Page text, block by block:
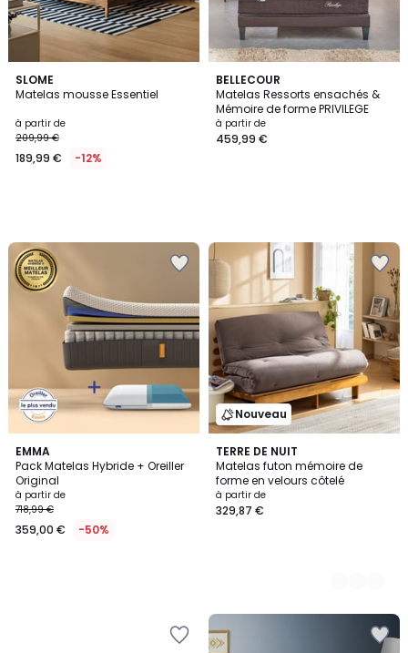
SLOME
Matelas mousse Essentiel
à partir de
209,99 €
189,99 € -12%
BELLECOUR
Matelas Ressorts ensachés &
Mémoire de forme PRIVILEGE
à partir de
459,99 €
EMMA
Pack Matelas Hybride + Oreiller
Original
à partir de
718,99 €
359,00 € -50%
Nouveau
TERRE DE NUIT
Matelas futon mémoire de
forme en velours côtelé
à partir de
329,87 €
4
Couleurs